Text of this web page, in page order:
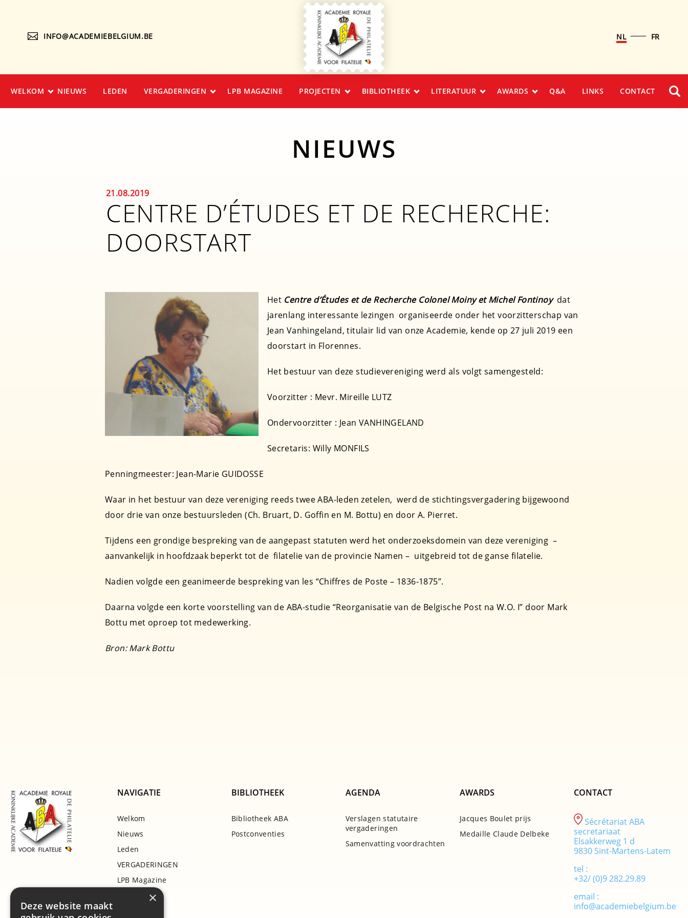
INFO@ACADEMIEBELGIUM.BE NL FR
WELKOM NIEUWS LEDEN VERGADERINGEN LPB MAGAZINE PROJECTEN BIBLIOTHEEK LITERATUUR AWARDS Q&A LINKS CONTACT
NIEUWS
21.08.2019
CENTRE D’ÉTUDES ET DE RECHERCHE:
DOORSTART
Het Centre d’Études et de Recherche Colonel Moiny et Michel Fontinoy dat
jarenlang interessante lezingen organiseerde onder het voorzitterschap van
Jean Vanhingeland, titulair lid van onze Academie, kende op 27 juli 2019 een
doorstart in Florennes.
Het bestuur van deze studievereniging werd als volgt samengesteld:
Voorzitter : Mevr. Mireille LUTZ
Ondervoorzitter : Jean VANHINGELAND
Secretaris: Willy MONFILS
Penningmeester: Jean-Marie GUIDOSSE
Waar in het bestuur van deze vereniging reeds twee ABA-leden zetelen, werd de stichtingsvergadering bijgewoond
door drie van onze bestuursleden (Ch. Bruart, D. Goffin en M. Bottu) en door A. Pierret.
Tijdens een grondige bespreking van de aangepast statuten werd het onderzoeksdomein van deze vereniging –
aanvankelijk in hoofdzaak beperkt tot de filatelie van de provincie Namen – uitgebreid tot de ganse filatelie.
Nadien volgde een geanimeerde bespreking van les “Chiffres de Poste – 1836-1875”.
Daarna volgde een korte voorstelling van de ABA-studie “Reorganisatie van de Belgische Post na W.O. I” door Mark
Bottu met oproep tot medewerking.
Bron: Mark Bottu
NAVIGATIE
Welkom
Nieuws
Leden
VERGADERINGEN
LPB Magazine
Projecten
BIBLIOTHEEK
Bibliotheek ABA
Postconventies
AGENDA
Verslagen statutaire
vergaderingen
Samenvatting voordrachten
AWARDS
Jacques Boulet prijs
Medaille Claude Delbeke
CONTACT
Sécrétariat ABA
secretariaat
Elsakkerweg 1 d
9830 Sint-Martens-Latem
tel :
+32/ (0)9 282.29.89
email :
info@academiebelgium.be
×
Deze website maakt